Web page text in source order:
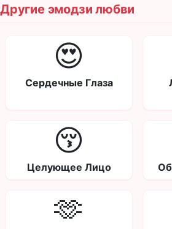
Другие эмодзи любви
😍
Сердечные Глаза
😚
Целующее Лицо
🫶